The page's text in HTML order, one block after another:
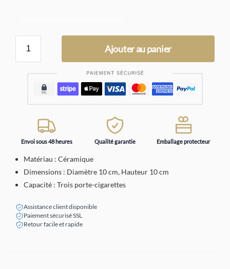
Ajouter au panier
Envoi sous 48 heures Qualité garantie Emballage protecteur
Matériau : Céramique
Dimensions : Diamètre 10 cm, Hauteur 10 cm
Capacité : Trois porte-cigarettes
Assistance client disponible
Paiement sécurisé SSL
Retour facile et rapide